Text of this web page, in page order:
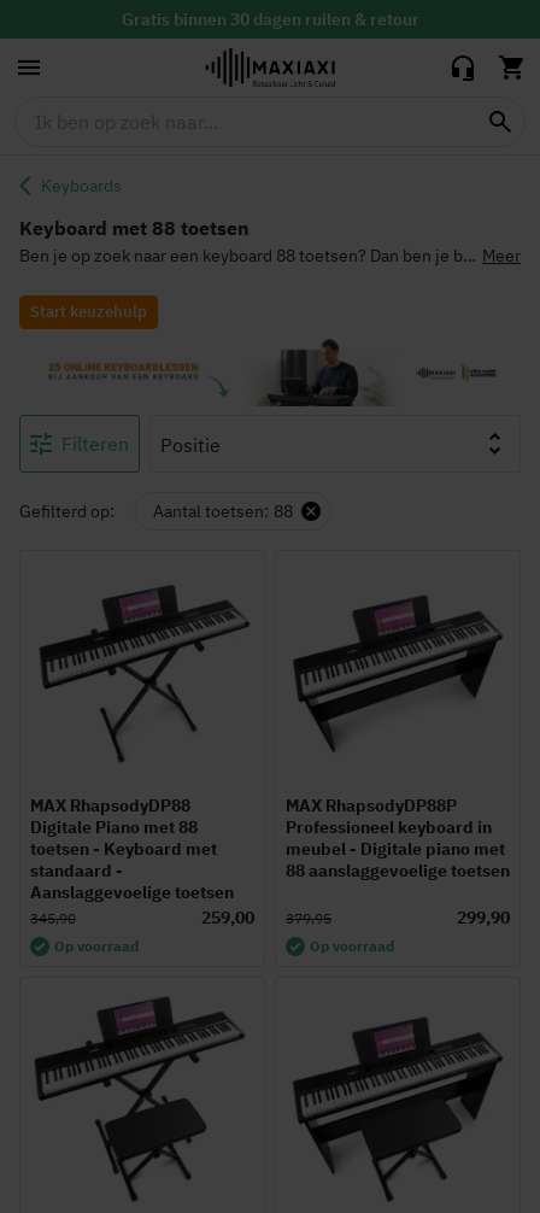
Vandaag besteld, maandag in huis
Keyboards
Keyboard met 88 toetsen
Ben je op zoek naar een keyboard 88 toetsen? Dan ben je bij
komt het dichtst in de buurt van een echte piano waardoor je
piano kan leren spelen met de voordelen van een keyboard.
met modellen in
allerlei maten.
Meer
Start keuzehulp
Filteren
Gefilterd op: Aantal toetsen 88
MAX RhapsodyDP88
Digitale Piano met 88
toetsen - Keyboard met
standaard -
Aanslaggevoelige toetsen
259,00
345,90
Op voorraad
MAX RhapsodyDP88P
Professioneel keyboard in
meubel - Digitale piano met
88 aanslaggevoelige toetsen
299,90
379,95
Op voorraad